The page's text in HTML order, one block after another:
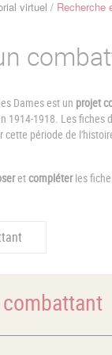
virtuel Recherche
Dames est un projet
1914-1918. Les
cette période de
etcompléterles